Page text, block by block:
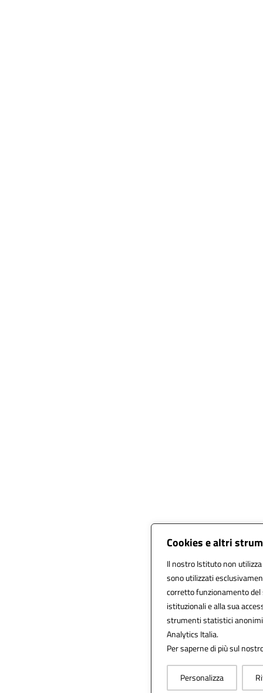
Cookies e altri
Il nostro Istituto non
sono utilizzati
corretto funzionamento
istituzionali e alla sua
strumenti statistici
Analytics Italia.
Per saperne di più sul
Personalizza